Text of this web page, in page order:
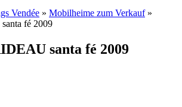
Vendée » Mobilheime zum Verkauf»
fé 2009
santa fé 2009